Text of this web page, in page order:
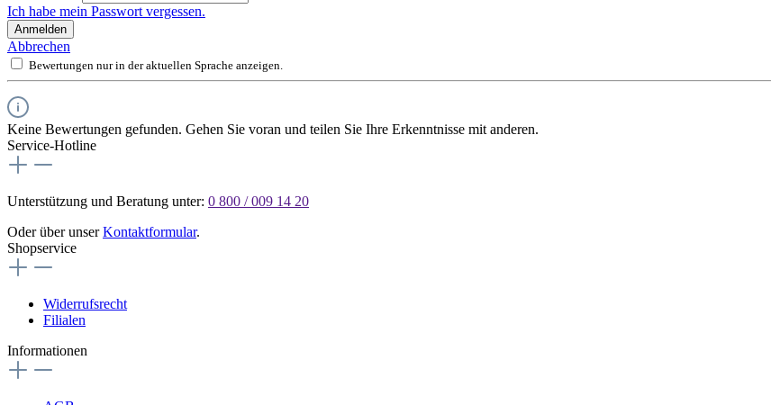
Ich habe mein Passwort vergessen.
Anmelden
Abbrechen
Bewertungen nur in der aktuellen Sprache anzeigen.
Keine Bewertungen gefunden. Gehen Sie voran und teilen Sie Ihre Erkenntnisse mit anderen.
Service-Hotline
Unterstützung und Beratung unter: 0 800 / 009 14 20
Oder über unserKontaktformular.
Shopservice
Widerrufsrecht
Filialen
Informationen